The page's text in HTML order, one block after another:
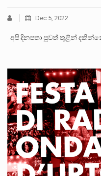
Dec 5, 2022
අපි දිනපතා පුවත් තුළින්